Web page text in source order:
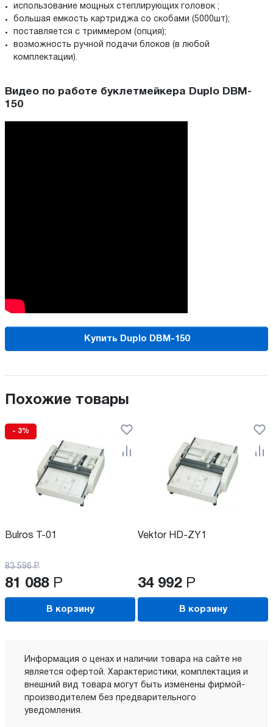
использование мощных степлирующих головок ;
большая емкость картриджа со скобами (5000шт);
поставляется с триммером (опция);
возможность ручной подачи блоков (в любой
комплектации).
Видео по работе буклетмейкера Duplo DBM-
150
Купить Duplo DBM-150
Похожие товары
- 3%
Bulros T-01
83 596 Р
81 088 Р
В корзину
Vektor HD-ZY1
34 992 Р
В корзину
Информация о ценах и наличии товара на сайте не
является офертой. Характеристики, комплектация и
внешний вид товара могут быть изменены фирмой-
производителем без предварительного
уведомления.